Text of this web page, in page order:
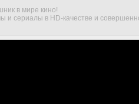
в мире кино!
и сериалы в HD-качестве и